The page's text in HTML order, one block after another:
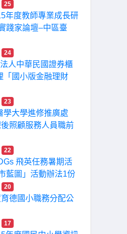
25
年度教師專業成長研
踐家論壇–中區臺
24
人中華民國證券櫃
「國小版金融理財
23
學大學進修推廣處
照顧服務人員職前
22
飛英任務暑期活
藍圖」活動辦法1份
20
德國小職務分配公
17